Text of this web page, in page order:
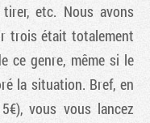
etc. Nous avons
trois était totalement
ce genre, même si le
la situation. Bref, en
vous vous lancez